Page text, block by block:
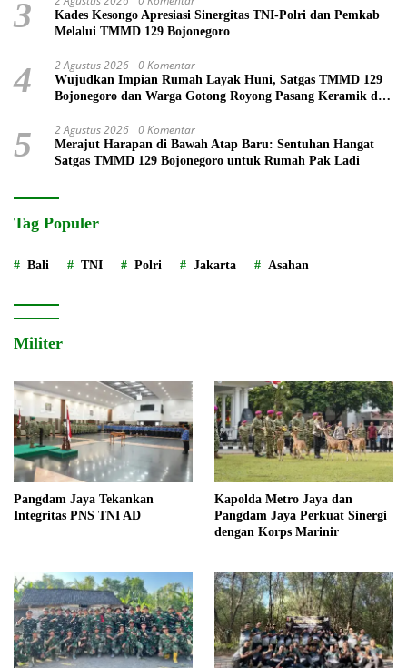
3
Kades Kesongo Apresiasi Sinergitas TNI-Polri dan Pemkab
Melalui TMMD 129 Bojonegoro
4 2 Agustus 2026 0 Komentar
Wujudkan Impian Rumah Layak Huni, Satgas TMMD 129
Bojonegoro dan Warga Gotong Royong Pasang Keramik di
5 2 Agustus 2026 0 Komentar
Merajut Harapan di Bawah Atap Baru: Sentuhan Hangat
Satgas TMMD 129 Bojonegoro untuk Rumah Pak Ladi
Tag Populer
Bali TNI Polri Jakarta Asahan
Militer
Pangdam Jaya Tekankan
Integritas PNS TNI AD
Kapolda Metro Jaya dan
Pangdam Jaya Perkuat Sinergi
dengan Korps Marinir